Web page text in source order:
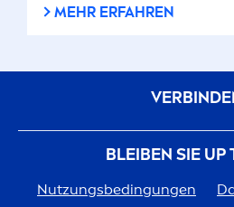
MEHR ERFAHREN
BLEIBEN SIE UP
Nutzungsbedingungen